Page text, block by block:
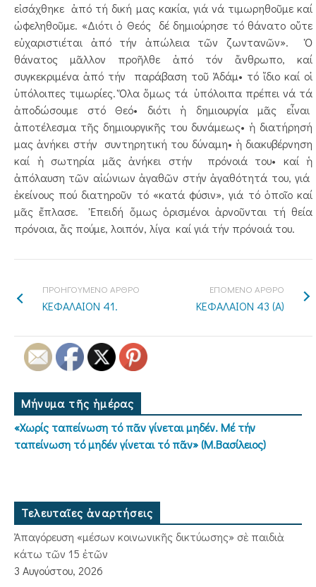
εἰσάχθηκε ἀπό τή δική μας κακία, γιά νά τιμωρηθοῦμε καί
ὠφεληθοῦμε. «Διότι ὁ Θεός δέ δημιούρησε τό θάνατο οὔτε
εὐχαριστιέται ἀπό τήν ἀπώλεια τῶν ζωντανῶν». Ὁ
θάνατος μᾶλλον προῆλθε ἀπό τόν ἄνθρωπο, καί
συγκεκριμένα ἀπό τήν παράβαση τοῦ Ἀδάμ• τό ἴδιο καί οἱ
ὑπόλοιπες τιμωρίες. Ὅλα ὅμως τά ὑπόλοιπα πρέπει νά τά
ἀποδώσουμε στό Θεό• διότι ἡ δημιουργία μᾶς εἶναι
ἀποτέλεσμα τῆς δημιουργικῆς του δυνάμεως• ἡ διατήρησή
μας ἀνήκει στήν συντηρητική του δύναμη• ἡ διακυβέρνηση
καί ἡ σωτηρία μᾶς ἀνήκει στήν πρόνοιά του• καί ἡ
ἀπόλαυση τῶν αἰώνιων ἀγαθῶν στήν ἀγαθότητά του, γιά
ἐκείνους πού διατηροῦν τό «κατά φύσιν», γιά τό ὁποῖο καί
μᾶς ἔπλασε. Ἐπειδή ὅμως ὁρισμένοι ἀρνοῦνται τή θεία
πρόνοια, ἄς πούμε, λοιπόν, λίγα καί γιά τήν πρόνοιά του.
ΠΡΟΗΓΟΥΜΕΝΟ ΑΡΘΡΟ
ΚΕΦΑΛΑΙΟΝ 41.
ΕΠΟΜΕΝΟ ΑΡΘΡΟ
ΚΕΦΑΛΑΙΟΝ 43 (Α)
Μήνυμα τῆς ἡμέρας
«Χωρίς ταπείνωση τό πᾶν γίνεται μηδέν. Μέ τήν
ταπείνωση τό μηδέν γίνεται τό πᾶν» (Μ.Βασίλειος)
Τελευταῖες ἀναρτήσεις
Ἀπαγόρευση «μέσων κοινωνικῆς δικτύωσης» σὲ παιδιὰ
κάτω τῶν 15 ἐτῶν
3 Αυγούστου, 2026